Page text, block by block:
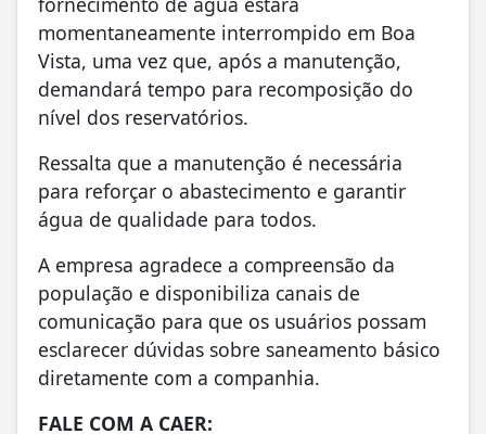
momentaneamente interrompido em Boa
Vista, uma vez que, após a manutenção,
demandará tempo para recomposição do
nível dos reservatórios.
Ressalta que a manutenção é necessária
para reforçar o abastecimento e garantir
água de qualidade para todos.
A empresa agradece a compreensão da
população e disponibiliza canais de
comunicação para que os usuários possam
esclarecer dúvidas sobre saneamento básico
diretamente com a companhia.
FALE COM A CAER: